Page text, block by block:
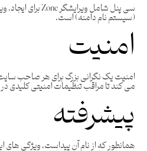
(سیستم نام دامنه) است.
امنیت
امنیت یک نگرانی بزرگ برای هر صاحب
می کند تا مراقب تنظیمات امنیتی کلیدی
پیشرفته
همانطور که از نام آن پیداست، ویژگی های